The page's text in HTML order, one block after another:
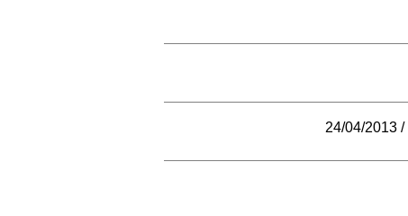
24/04/2013